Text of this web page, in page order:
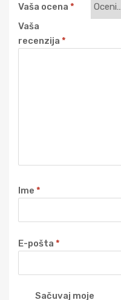
Vaša ocena *
Vaša
recenzija *
Ime *
E-pošta *
Sačuvaj moje